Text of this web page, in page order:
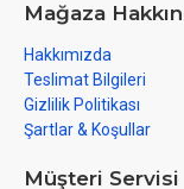
Mağaza
Hakkımızda
Teslimat Bilgileri
Gizlilik Politikası
Şartlar & Koşullar
Müşteri Servisi